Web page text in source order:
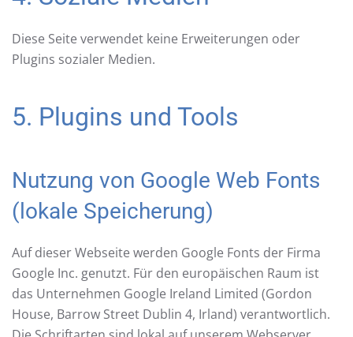
Diese Seite verwendet keine Erweiterungen oder
Plugins sozialer Medien.
5. Plugins und Tools
Nutzung von Google Web Fonts
(lokale Speicherung)
Auf dieser Webseite werden Google Fonts der Firma
Google Inc. genutzt. Für den europäischen Raum ist
das Unternehmen Google Ireland Limited (Gordon
House, Barrow Street Dublin 4, Irland) verantwortlich.